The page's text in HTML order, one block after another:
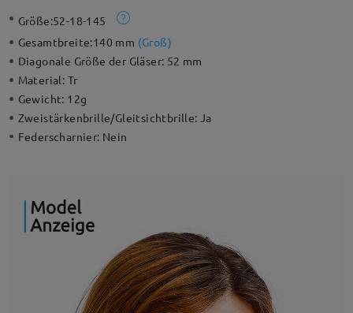
Größe:52-18-145
Gesamtbreite:140 mm (Groß)
Diagonale Größe der Gläser: 52 mm
Material: Tr
Gewicht: 12g
Zweistärkenbrille/Gleitsichtbrille:Ja
Federscharnier: Nein